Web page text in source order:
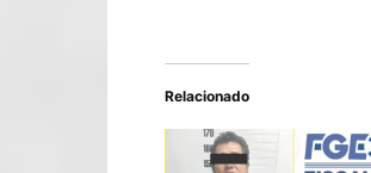
Relacionado